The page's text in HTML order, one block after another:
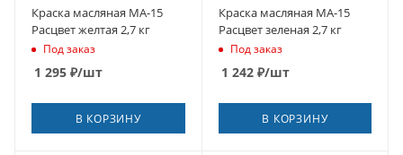
Краска масляная МА-15
Расцвет желтая 2,7 кг
Под заказ
1 295 ₽/шт
В КОРЗИНУ
Краска масляная МА-15
Расцвет зеленая 2,7 кг
Под заказ
1 242₽/шт
В КОРЗИНУ